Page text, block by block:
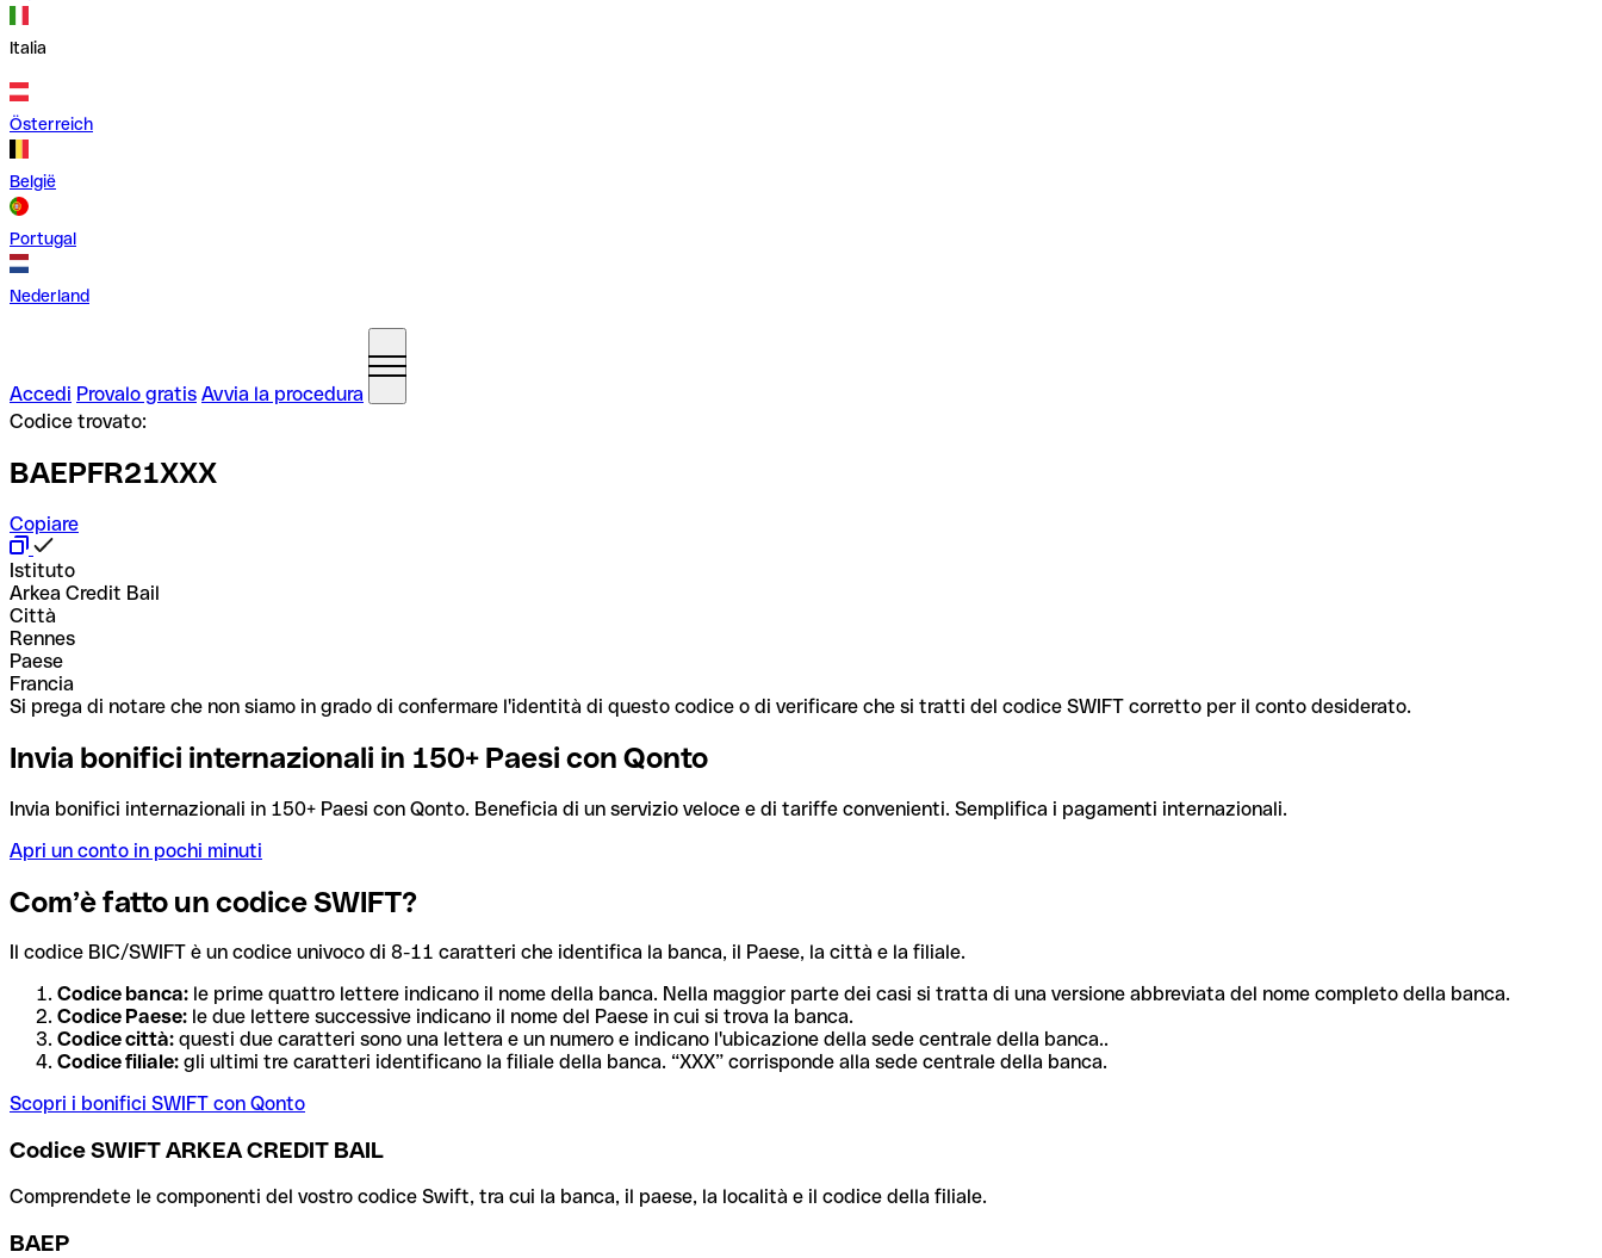
Italia
Österreich
België
Portugal
Nederland
Accedi Provalo gratis Avvia la procedura
Codice trovato:
BAEPFR21XXX
Copiare
Istituto
Arkea Credit Bail
Città
Rennes
Paese
Francia
Si prega di notare che non siamo in grado di confermare l'identità di questo codice o di verificare che si tratti del codice SWIFT corretto per il conto desiderato.
Invia bonifici internazionali in 150+ Paesi con Qonto
Invia bonifici internazionali in 150+ Paesi con Qonto. Beneficia di un servizio veloce e di tariffe convenienti. Semplifica i pagamenti internazionali.
Apri un conto in pochi minuti
Com’è fatto un codice SWIFT?
Il codice BIC/SWIFT è un codice univoco di 8-11 caratteri che identifica la banca, il Paese, la città e la filiale.
Codice banca: le prime quattro lettere indicano il nome della banca. Nella maggior parte dei casi si tratta di una versione abbreviata del nome completo della banca.
Codice Paese: le due lettere successive indicano il nome del Paese in cui si trova la banca.
Codice città: questi due caratteri sono una lettera e un numero e indicano l'ubicazione della sede centrale della banca..
Codice filiale: gli ultimi tre caratteri identificano la filiale della banca. “XXX” corrisponde alla sede centrale della banca.
Scopri i bonifici SWIFT con Qonto
Codice SWIFT ARKEA CREDIT BAIL
Comprendete le componenti del vostro codice Swift, tra cui la banca, il paese, la località e il codice della filiale.
BAEP